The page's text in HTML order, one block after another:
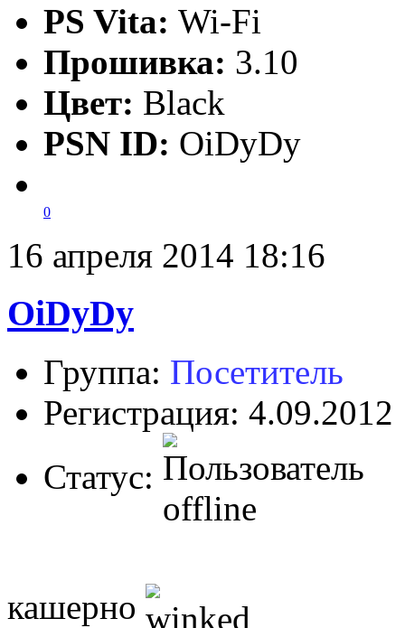
PS Vita: Wi-Fi
Прошивка: 3.10
Цвет: Black
PSN ID: OiDyDy
0
16 апреля 2014 18:16
OiDyDy
Группа: Посетитель
Регистрация: 4.09.2012
Статус:
кашерно